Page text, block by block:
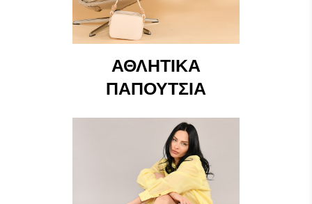
ΑΘΛΗΤΙΚΆ
ΠΑΠΟΎΤΣΙΑ